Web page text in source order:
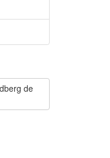
de